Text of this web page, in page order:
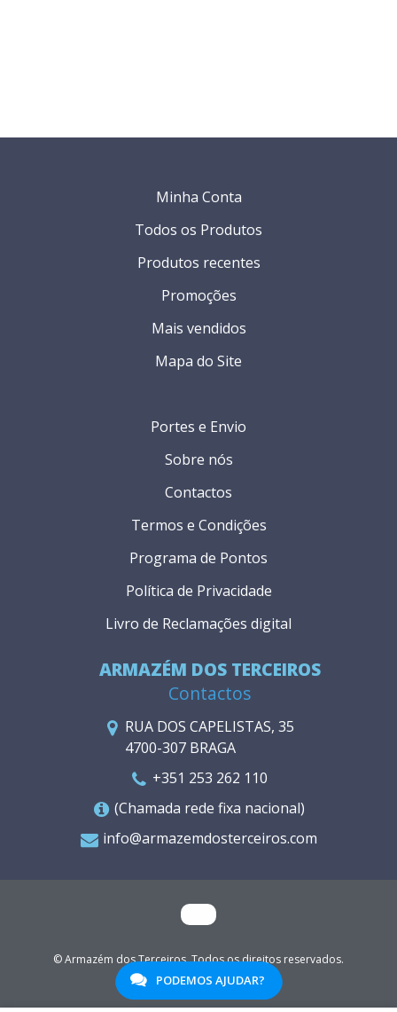
ARMAZÉM DOS TERCEIROS
Contactos
RUA DOS CAPELISTAS, 35
4700-307 BRAGA
+351 253 262 110
(Chamada rede fixa nacional)
info@armazemdosterceiros.com
Portes e Envio
Sobre nós
Contactos
Termos e Condições
Programa de Pontos
Política de Privacidade
Livro de Reclamações digital
Minha Conta
Todos os Produtos
Produtos recentes
Promoções
Mais vendidos
Mapa do Site
© Armazém dos Terceiros. Todos os direitos reservados.
WGO
PODEMOS AJUDAR?